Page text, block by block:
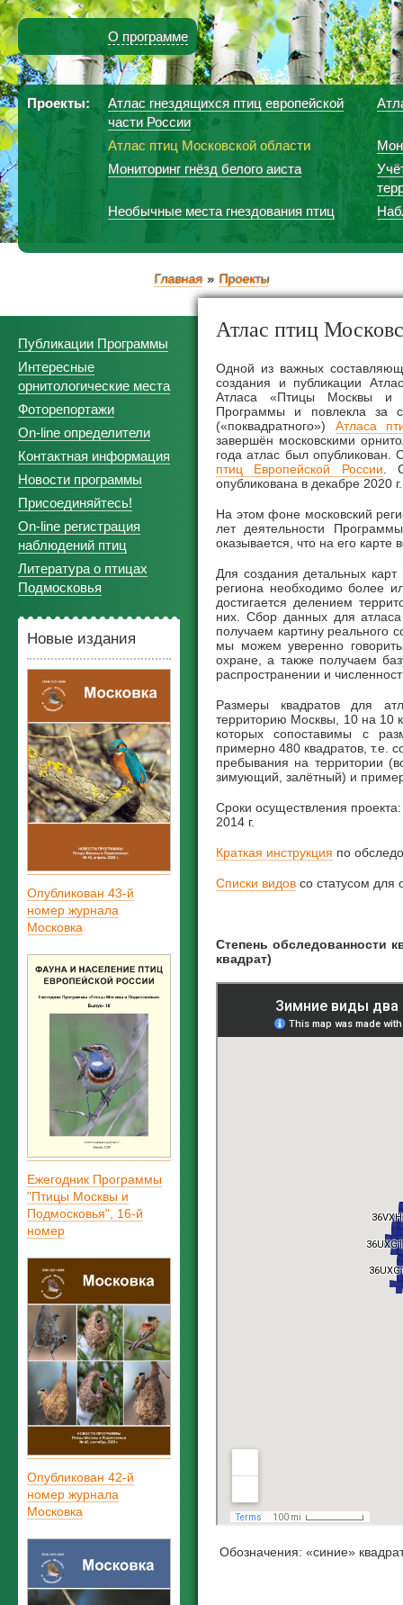
О программе
Проекты:
Атлас гнездящихся птиц европейской
части России
Атлас птиц Московской области
Мониторинг гнёзд белого аиста
Необычные места гнездования птиц
Главная Проекты
Публикации Программы
Интересные
орнитологические места
Фоторепортажи
On-line определители
Контактная информация
Новости программы
Присоединяйтесь!
On-line регистрация
наблюдений птиц
Литература о птицах
Подмосковья
Новые издания
Опубликован 43-й
номер журнала
Московка
Ежегодник Программы
"Птицы Москвы и
Подмосковья", 16-й
номер
Опубликован 42-й
номер журнала
Московка
Атлас птиц
Одной из важных
создания и публикации
Атласа «Птицы Москвы и
Программы и повлекла за
(«поквадратного») Атласа
завершён московскими
года атлас был
птиц Европейской России .
опубликована в декабре 2020 г.
На этом фоне московский
лет деятельности
оказывается, что на его
Для создания детальных
региона необходимо более
достигается делением
них. Сбор данных для
получаем картину реального
мы можем уверенно
охране, а также получаем
распространении и
Размеры квадратов для
территорию Москвы, 10 на 10
которых сопоставимы с
примерно 480 квадратов, т.е.
пребывания на территории
зимующий, залётный) и
Сроки осуществления
2014 г.
Краткая инструкция по
Списки видов со статусом для
Степень обследованности
квадрат)
Обозначения: «синие»